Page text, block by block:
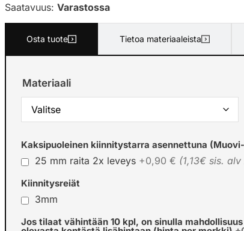
Saatavuus: Varastossa
Osta tuote Tietoa materiaaleista
Materiaali
Kaksipuoleinen kiinnitystarra asennettuna
25 mm raita 2x leveys +0,90 € (1,13€ sis.
Kiinnitysreiät
3mm
Jos tilaat vähintään 10 kpl, on sinulla